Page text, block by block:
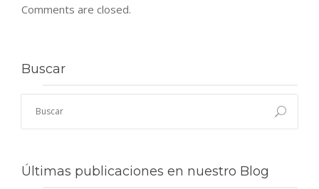
Comments are closed.
Buscar
Últimas publicaciones en nuestro Blog